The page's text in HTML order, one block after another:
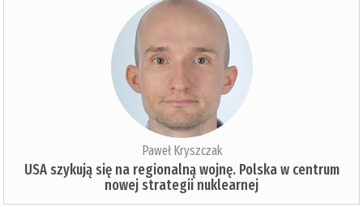
Paweł Kryszczak
USA szykują się na regionalną wojnę. Polska w centrum
nowej strategii nuklearnej